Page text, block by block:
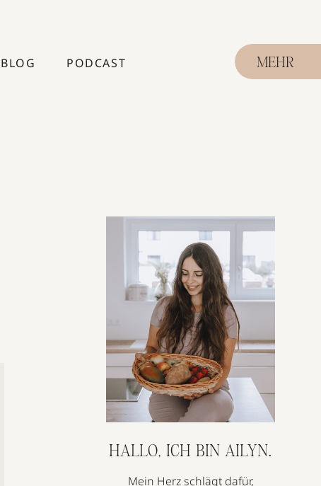
BLOG PODCAST MEHR
HALLO, ICH BIN AILYN.
Mein Herz schlägt dafür,